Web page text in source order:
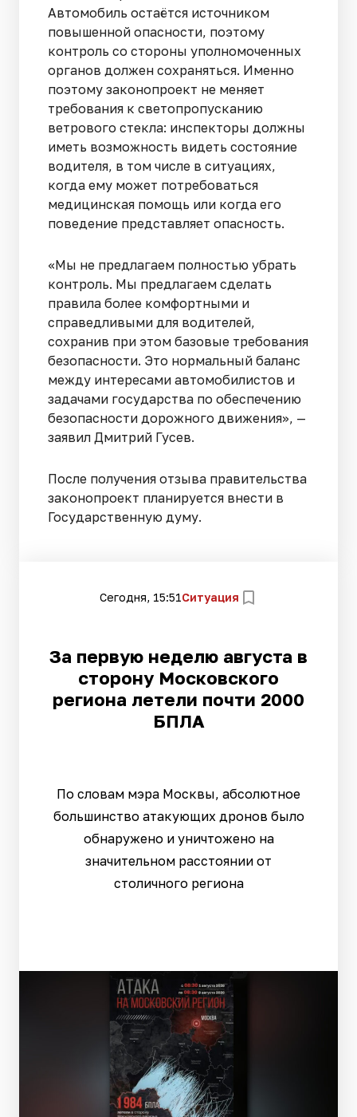
Автомобиль остаётся источником
повышенной опасности, поэтому
контроль со стороны уполномоченных
органов должен сохраняться. Именно
поэтому законопроект не меняет
требования к светопропусканию
ветрового стекла: инспекторы должны
иметь возможность видеть состояние
водителя, в том числе в ситуациях,
когда ему может потребоваться
медицинская помощь или когда его
поведение представляет опасность.
«Мы не предлагаем полностью убрать
контроль. Мы предлагаем сделать
правила более комфортными и
справедливыми для водителей,
сохранив при этом базовые требования
безопасности. Это нормальный баланс
между интересами автомобилистов и
задачами государства по обеспечению
безопасности дорожного движения», —
заявил Дмитрий Гусев.
После получения отзыва правительства
законопроект планируется внести в
Государственную думу.
Сегодня, 15:51Ситуация
За первую неделю августа в
сторону Московского
региона летели почти 2000
БПЛА
По словам мэра Москвы, абсолютное
большинство атакующих дронов было
обнаружено и уничтожено на
значительном расстоянии от
столичного региона